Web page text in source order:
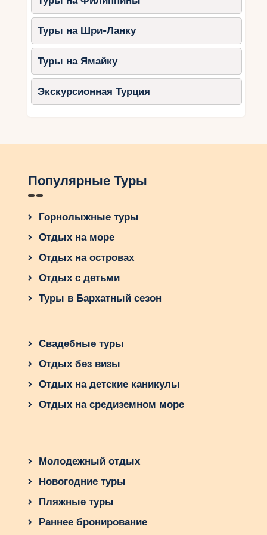
Планируйте поездку заранее, выбирайте
лучшие предложения – и наслаждайтесь
незабываемыми моментами в тропическом раю!
Туры на Шри-Ланку
Туры на Ямайку
Экскурсионная Турция
Популярные Туры
Горнолыжные туры
Отдых на море
Отдых на островах
Отдых с детьми
Туры в Бархатный сезон
Свадебные туры
Отдых без визы
Отдых на детские каникулы
Отдых на средиземном море
Молодежный отдых
Новогодние туры
Пляжные туры
Раннее бронирование